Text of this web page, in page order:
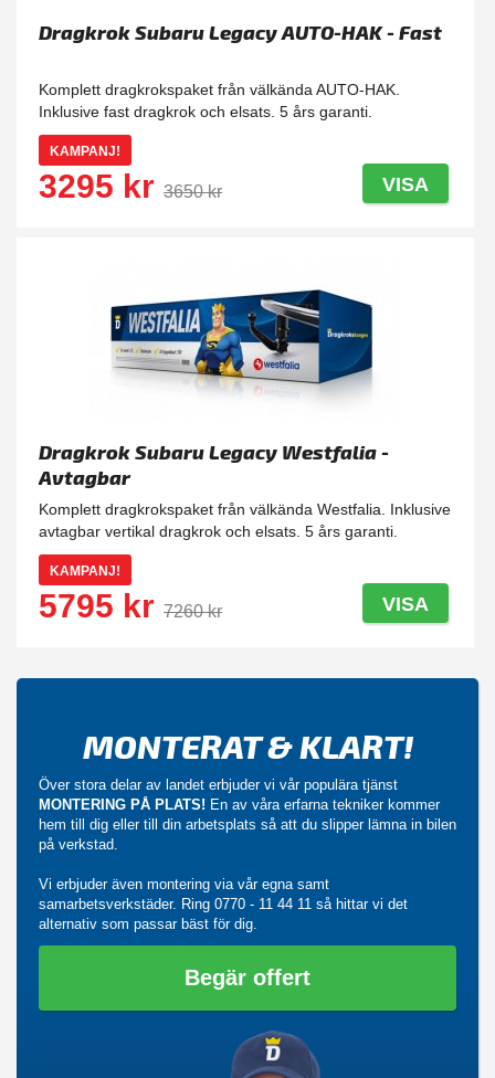
Dragkrok Subaru Legacy AUTO-HAK - Fast
Komplett dragkrokspaket från välkända AUTO-HAK.
Inklusive fast dragkrok och elsats. 5 års garanti.
KAMPANJ!
3295 kr 3650 kr VISA
Dragkrok Subaru Legacy Westfalia -
Avtagbar
Komplett dragkrokspaket från välkända Westfalia. Inklusive
avtagbar vertikal dragkrok och elsats. 5 års garanti.
KAMPANJ!
5795 kr 7260 kr VISA
MONTERAT & KLART!
Över stora delar av landet erbjuder vi vår populära tjänst
MONTERING PÅ PLATS! En av våra erfarna tekniker kommer
hem till dig eller till din arbetsplats så att du slipper lämna in bilen
på verkstad.
Vi erbjuder även montering via vår egna samt
samarbetsverkstäder. Ring 0770 - 11 44 11 så hittar vi det
alternativ som passar bäst för dig.
Begär offert